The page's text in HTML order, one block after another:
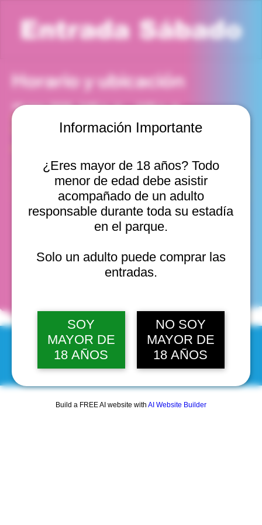
Información Importante
¿Eres mayor de 18 años? Todo
menor de edad debe asistir
acompañado de un adulto
responsable durante toda su estadía
en el parque.
Solo un adulto puede comprar las
entradas.
SOY
MAYOR DE
18 AÑOS
NO SOY
MAYOR DE
18 AÑOS
Build a FREE AI website with AI Website Builder
Entrada Sábado
Horario y ubicación
16 may 2026, 3:00 p. m. – 4:00 p. m.
Viña del Mar, Cam. Internacional 2440, Viña del Mar,
Valparaíso, Chile
sáb, 08 ago, 10:00 a. m.
sáb, 08 ago, 11:00 a. m.
sáb, 08 ago, 12:00 p. m.
Ver 22
fechas
© 2025 by Scantastic.